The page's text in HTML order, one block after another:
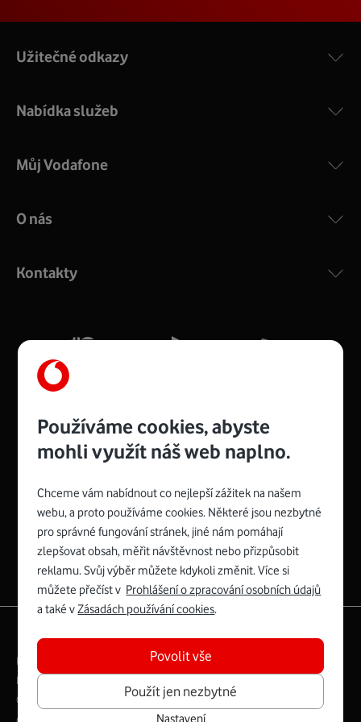
COMPAL CH7465VF
silný signál pro celou domácnost. Kompaktní rozměry 21
Více o COMPAL CH7465VF
Zyxel VMG8623-T50B:
Rozměry modemu jsou 16 x 22 x 7,5 cm (včetně stojánku)
a nabízí 4 gigabitové LAN porty a bezdrátové připojení Wi-
Fi ve verzích 802.11 b/g/n/ac pro frekvenci 2,4 GHz a
Mb/s.
Více o Zyxel VMG8623-T50B
Spojte se s Vodafonem
Užitečné odkazy
Nabídka služeb
Můj Vodafone
O nás
Kontakty
Právní­ podmí­nky
Ochrana soukromí­
Digitální odpovědnost
Ceník
Používáme cookies, abyste
mohli využít náš web naplno.
Chceme vám nabídnout co nejlepší zážitek na našem
webu, a proto používáme cookies. Některé jsou nezbytné
pro správné fungování stránek, jiné nám pomáhají
zlepšovat obsah, měřit návštěvnost nebo přizpůsobit
reklamu. Svůj výběr můžete kdykoli změnit. Více si
můžete přečíst v Prohlášení o zpracování osobních údajů
a také vZásadách používání cookies.
Použít jen nezbytné
Povolit vše
Nastavení